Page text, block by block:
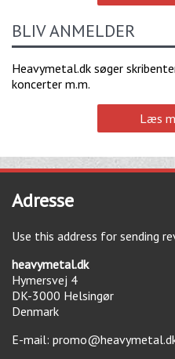
BLIV ANMELDER
Heavymetal.dk søger
koncerter m.m.
Læs
Adresse
Use this address for sending
heavymetal.dk
Hymersvej 4
DK-3000 Helsingør
Denmark
E-mail: